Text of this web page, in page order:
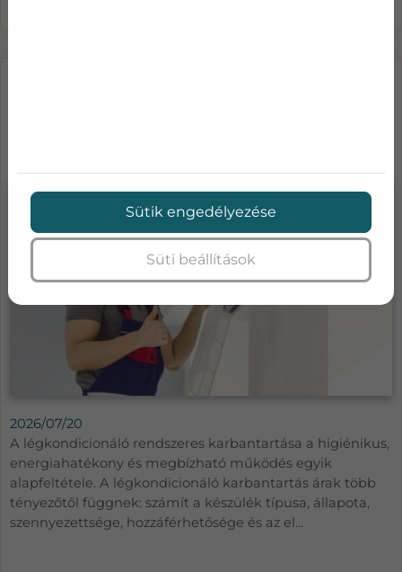
2026/07/20
A légkondicionáló rendszeres karbantartása a higiénikus,
energiahatékony és megbízható működés egyik
alapfeltétele. A légkondicionáló karbantartás árak több
tényezőtől függnek: számít a készülék típusa, állapota,
szennyezettsége, hozzáférhetősége és az el...
Sütik engedélyezése
Süti beállítások